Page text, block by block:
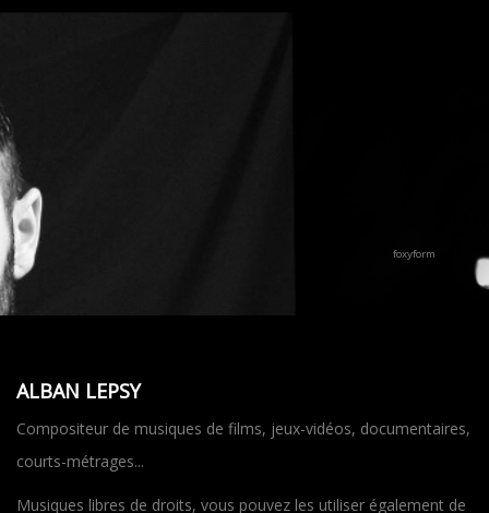
foxyform
ALBAN LEPSY
Compositeur de musiques de films, jeux-vidéos, documentaires,
courts-métrages...
Musiques libres de droits, vous pouvez les utiliser également de